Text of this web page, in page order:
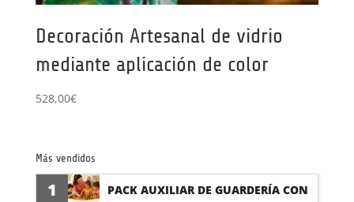
Decoración Artesanal de vidrio
mediante aplicación de color
528,00€
Más vendidos
1 PACK AUXILIAR DE GUARDERÍA CON